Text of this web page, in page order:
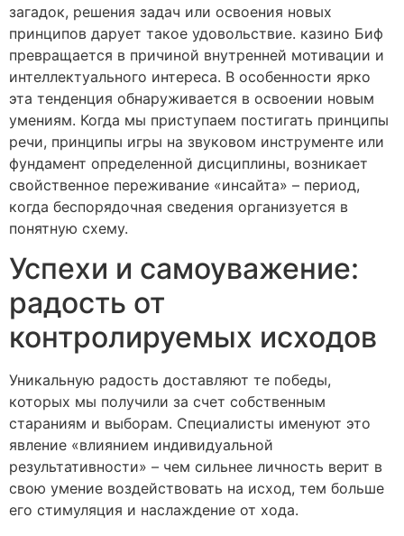
загадок, решения задач или освоения новых
принципов дарует такое удовольствие. казино Биф
превращается в причиной внутренней мотивации и
интеллектуального интереса. В особенности ярко
эта тенденция обнаруживается в освоении новым
умениям. Когда мы приступаем постигать принципы
речи, принципы игры на звуковом инструменте или
фундамент определенной дисциплины, возникает
свойственное переживание «инсайта» – период,
когда беспорядочная сведения организуется в
понятную схему.
Успехи и самоуважение:
радость от
контролируемых исходов
Уникальную радость доставляют те победы,
которых мы получили за счет собственным
стараниям и выборам. Специалисты именуют это
явление «влиянием индивидуальной
результативности» – чем сильнее личность верит в
свою умение воздействовать на исход, тем больше
его стимуляция и наслаждение от хода.